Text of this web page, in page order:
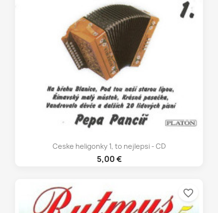
Ceske heligonky 1, to nejlepsi - CD
5,00 €
favorite_border